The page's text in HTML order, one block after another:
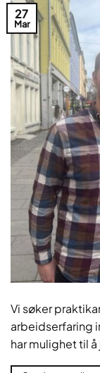
27
Mar
Vi søker
arbeidserfaring
har mulighet til